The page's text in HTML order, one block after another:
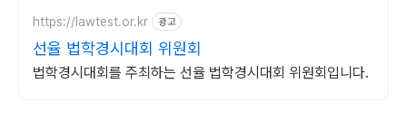
https://lawtest.or.kr 광고
선율 법학경시대회 위원회
법학경시대회를 주최하는 선율 법학경시대회 위원회입니다.